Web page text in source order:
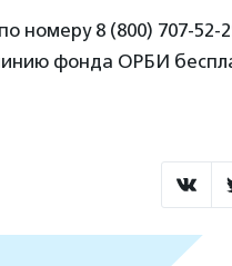
8 (800) 707-52-
фонда ОРБИ